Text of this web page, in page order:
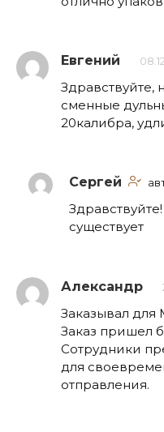
Евгений
Здравствуйте,
сменные
20калибра,
Сергей
существует
Александр
Заказывал для
Заказ пришел
Сотрудники
для
отправления.